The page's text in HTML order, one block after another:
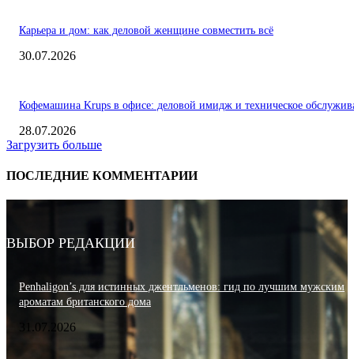
Карьера и дом: как деловой женщине совместить всё
30.07.2026
Кофемашина Krups в офисе: деловой имидж и техническое
28.07.2026
Загрузить больше
ПОСЛЕДНИЕ КОММЕНТАРИИ
ВЫБОР РЕДАКЦИИ
Penhaligon’s для истинных джентльменов: гид по лучшим мужским
ароматам британского дома
31.07.2026